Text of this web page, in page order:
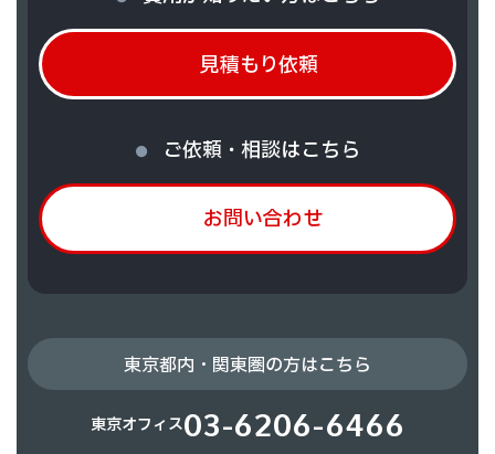
見積もり依頼
ご依頼・相談はこちら
お問い合わせ
東京都内・関東圏の方はこちら
東京オフィス03-6206-6466